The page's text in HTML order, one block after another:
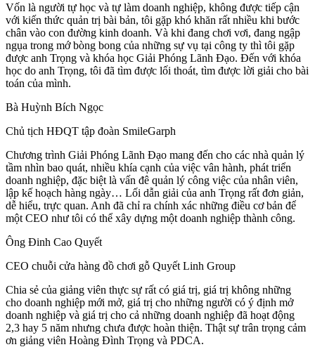
Vốn là người tự học và tự làm doanh nghiệp, không được tiếp cận
với kiến thức quản trị bài bản, tôi gặp khó khăn rất nhiều khi bước
chân vào con đường kinh doanh. Và khi đang chơi vơi, đang ngập
ngụa trong mớ bòng bong của những sự vụ tại công ty thì tôi gặp
được anh Trọng và khóa học Giải Phóng Lãnh Đạo. Đến với khóa
học do anh Trọng, tôi đã tìm được lối thoát, tìm được lời giải cho bài
toán của mình.
Bà Huỳnh Bích Ngọc
Chủ tịch HĐQT tập đoàn SmileGarph
Chương trình Giải Phóng Lãnh Đạo mang đến cho các nhà quản lý
tầm nhìn bao quát, nhiều khía cạnh của việc vân hành, phát triển
doanh nghiệp, đặc biệt là vấn đê quản lý công việc của nhân viên,
lập kế hoạch hàng ngày… Lối dẫn giải của anh Trọng rất đơn giản,
dễ hiểu, trực quan. Anh đã chỉ ra chính xác những điều cơ bản để
một CEO như tôi có thể xây dựng một doanh nghiệp thành công.
Ông Đinh Cao Quyết
CEO chuỗi cửa hàng đồ chơi gỗ Quyết Linh Group
Chia sẻ của giảng viên thực sự rất có giá trị, giá trị không những
cho doanh nghiệp mới mở, giá trị cho những người có ý định mở
doanh nghiệp và giá trị cho cả những doanh nghiệp đã hoạt động
2,3 hay 5 năm nhưng chưa được hoàn thiện. Thật sự trân trọng cảm
ơn giảng viên Hoàng Đình Trọng và PDCA.